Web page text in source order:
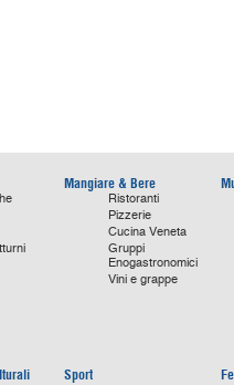
Mangiare & Bere
Ristoranti
Pizzerie
Cucina Veneta
Gruppi
Enogastronomici
Vini e grappe
Sport